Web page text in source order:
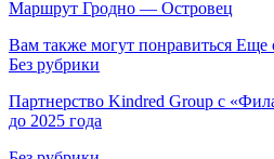
Маршрут Гродно — Островец
Вам также могут понравиться Еще
Без рубрики
Партнерство Kindred Group с
до 2025 года